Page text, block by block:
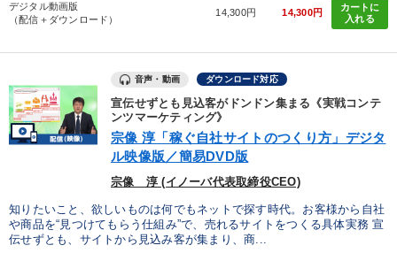
デジタル動画版
（配信＋ダウンロード）
14,300円 14,300円
カートに
入れる
音声・動画 ダウンロード対応
宣伝せずとも見込客がドンドン集まる《実戦コンテ
ンツマーケティング》
宗像 淳「稼ぐ自社サイトのつくり方」デジタ
ル映像版／簡易DVD版
宗像 淳 (イノーバ代表取締役CEO)
知りたいこと、欲しいものは何でもネットで探す時代。お客様から自社
や商品を“見つけてもらう仕組み”で、売れるサイトをつくる具体実務 宣
伝せずとも、サイトから見込み客が集まり、商...